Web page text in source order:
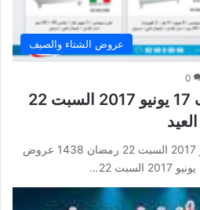
عروض الشتاء والصيف
0
عروض الشتاء والصيف 17 يونيو 2017 السبت 22
عروض الشتاء والصيف 17 يونيو 2017 السبت 22 رمضان 1438 عروض